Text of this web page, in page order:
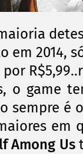
em 2014,
o game
sempre é
em
Among Us